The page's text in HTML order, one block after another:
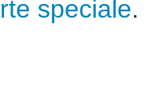
speciale.